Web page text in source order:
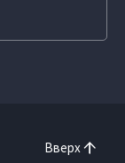
Вверх